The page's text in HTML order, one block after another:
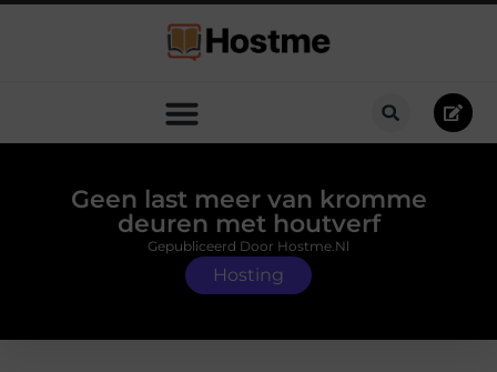
Geen last meer van kromme
deuren met houtverf
Hosting
Gepubliceerd Door Hostme.nl